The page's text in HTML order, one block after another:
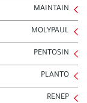
MAINTAIN
MOLYPAUL
PENTOSIN
PLANTO
RENEP